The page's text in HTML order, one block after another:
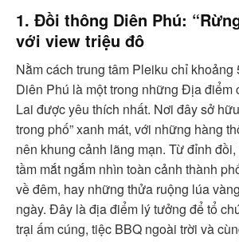
1. Đồi thông Diên Phú:
với view triệu đô
Nằm cách trung tâm Pleiku chỉ
Diên Phú là một trong những Địa điểm
Lai được yêu thích nhất. Nơi đây sở
trong phố” xanh mát, với những hàng
nên khung cảnh lãng mạn. Từ đỉnh
tầm mắt ngắm nhìn toàn cảnh thành
về đêm, hay những thửa ruộng lúa
ngày. Đây là địa điểm lý tưởng để tổ
trại ấm cúng, tiệc BBQ ngoài trời và